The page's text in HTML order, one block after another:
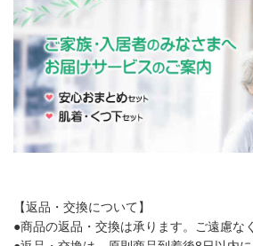
【返品・交換について】
●商品の返品・交換は承ります。ご遠慮な